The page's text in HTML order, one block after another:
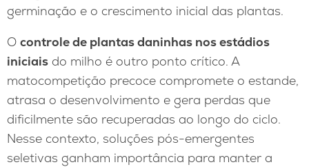
germinação e o crescimento inicial das plantas.
O controle de plantas daninhas nos estádios
iniciais do milho é outro ponto crítico. A
matocompetição precoce compromete o estande,
atrasa o desenvolvimento e gera perdas que
dificilmente são recuperadas ao longo do ciclo.
Nesse contexto, soluções pós-emergentes
seletivas ganham importância para manter a